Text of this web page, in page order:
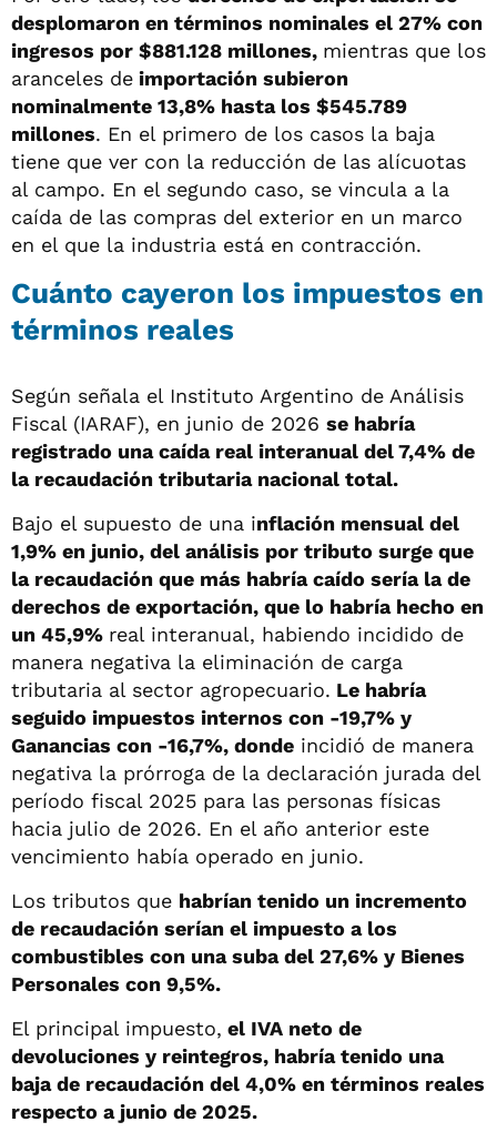
desplomaron en términos nominales el 27% con
ingresos por $881.128 millones, mientras que los
aranceles de importación subieron
nominalmente 13,8% hasta los $545.789
millones. En el primero de los casos la baja
tiene que ver con la reducción de las alícuotas
al campo. En el segundo caso, se vincula a la
caída de las compras del exterior en un marco
en el que la industria está en contracción.
Cuánto cayeron los impuestos en
términos reales
Según señala el Instituto Argentino de Análisis
Fiscal (IARAF), en junio de 2026 se habría
registrado una caída real interanual del 7,4% de
la recaudación tributaria nacional total.
Bajo el supuesto de una inflación mensual del
1,9% en junio, del análisis por tributo surge que
la recaudación que más habría caído sería la de
derechos de exportación, que lo habría hecho en
un 45,9% real interanual, habiendo incidido de
manera negativa la eliminación de carga
tributaria al sector agropecuario. Le habría
seguido impuestos internos con -19,7% y
Ganancias con -16,7%, donde incidió de manera
negativa la prórroga de la declaración jurada del
período fiscal 2025 para las personas físicas
hacia julio de 2026. En el año anterior este
vencimiento había operado en junio.
Los tributos que habrían tenido un incremento
de recaudación serían el impuesto a los
combustibles con una suba del 27,6% y Bienes
Personales con 9,5%.
El principal impuesto, el IVA neto de
devoluciones y reintegros, habría tenido una
baja de recaudación del 4,0% en términos reales
respecto a junio de 2025.